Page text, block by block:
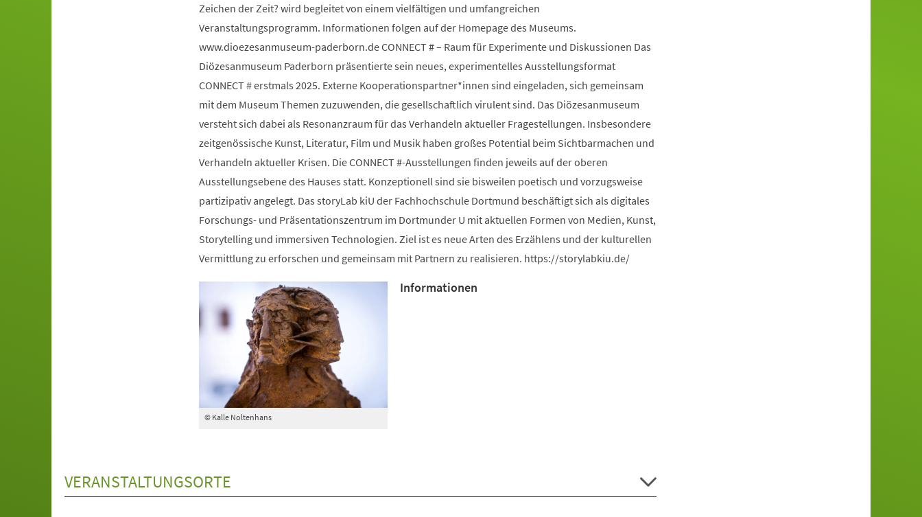
Zeichen der Zeit? wird begleitet von einem vielfältigen und umfangreichen
Veranstaltungsprogramm. Informationen folgen auf der Homepage des Museums.
www.dioezesanmuseum-paderborn.de CONNECT # – Raum für Experimente und Diskussionen Das
Diözesanmuseum Paderborn präsentierte sein neues, experimentelles Ausstellungsformat
CONNECT # erstmals 2025. Externe Kooperationspartner*innen sind eingeladen, sich gemeinsam
mit dem Museum Themen zuzuwenden, die gesellschaftlich virulent sind. Das Diözesanmuseum
versteht sich dabei als Resonanzraum für das Verhandeln aktueller Fragestellungen. Insbesondere
zeitgenössische Kunst, Literatur, Film und Musik haben großes Potential beim Sichtbarmachen und
Verhandeln aktueller Krisen. Die CONNECT #-Ausstellungen finden jeweils auf der oberen
Ausstellungsebene des Hauses statt. Konzeptionell sind sie bisweilen poetisch und vorzugsweise
partizipativ angelegt. Das storyLab kiU der Fachhochschule Dortmund beschäftigt sich als digitales
Forschungs- und Präsentationszentrum im Dortmunder U mit aktuellen Formen von Medien, Kunst,
Storytelling und immersiven Technologien. Ziel ist es neue Arten des Erzählens und der kulturellen
Vermittlung zu erforschen und gemeinsam mit Partnern zu realisieren. https://storylabkiu.de/
© Kalle Noltenhans
Informationen
VERANSTALTUNGSORTE